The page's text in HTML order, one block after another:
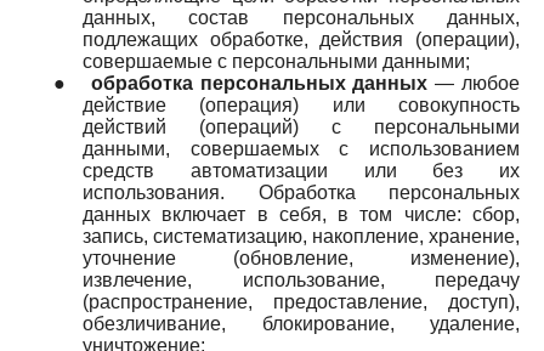
данных, состав персональных данных,
подлежащих обработке, действия (операции),
совершаемые с персональными данными;
●
обработка персональных данных — любое
действие (операция) или совокупность
действий (операций) с персональными
данными, совершаемых с использованием
средств автоматизации или без их
использования. Обработка персональных
данных включает в себя, в том числе: сбор,
запись, систематизацию, накопление, хранение,
уточнение (обновление, изменение),
извлечение, использование, передачу
(распространение, предоставление, доступ),
обезличивание, блокирование, удаление,
уничтожение;